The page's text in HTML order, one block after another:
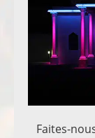
Faites-